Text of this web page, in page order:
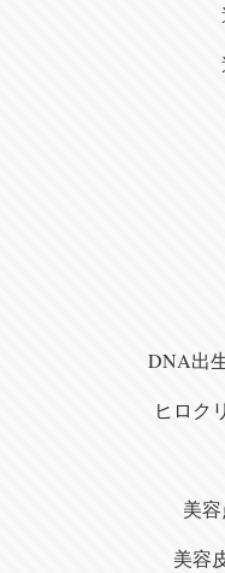
DNA出
ヒロク
美
美容